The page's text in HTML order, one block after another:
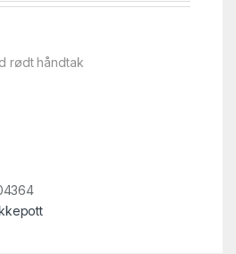
rødt håndtak